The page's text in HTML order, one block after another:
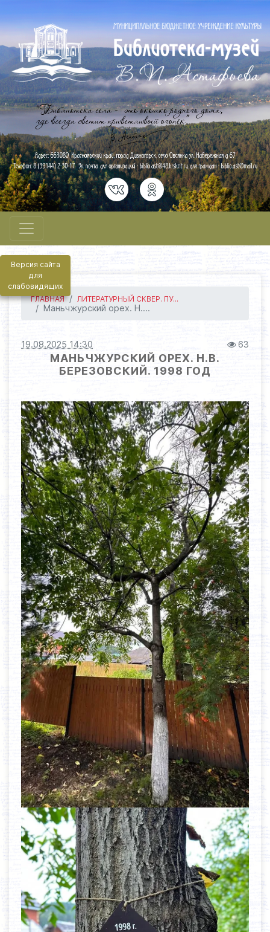
Версия сайта
для
слабовидящих
ГЛАВНАЯ
ЛИТЕРАТУРНЫЙ СКВЕР. ПУ...
Маньчжурский орех. Н....
19.08.2025 14:30 63
МАНЬЧЖУРСКИЙ ОРЕХ. Н.В.
БЕРЕЗОВСКИЙ. 1998 ГОД